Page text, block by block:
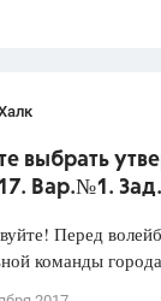
выбрать
Вар.№1.
Перед
команды